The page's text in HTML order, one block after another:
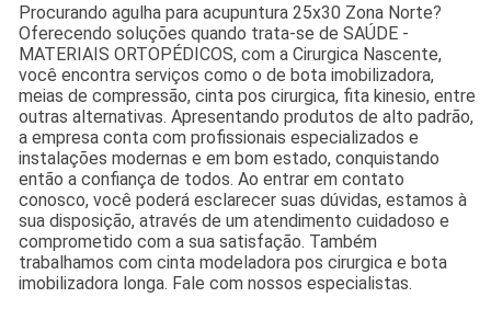
Procurando agulha para acupuntura 25x30 Zona Norte?
Oferecendo soluções quando trata-se de SAÚDE -
MATERIAIS ORTOPÉDICOS, com a Cirurgica Nascente,
você encontra serviços como o de bota imobilizadora,
meias de compressão, cinta pos cirurgica, fita kinesio, entre
outras alternativas. Apresentando produtos de alto padrão,
a empresa conta com profissionais especializados e
instalações modernas e em bom estado, conquistando
então a confiança de todos. Ao entrar em contato
conosco, você poderá esclarecer suas dúvidas, estamos à
sua disposição, através de um atendimento cuidadoso e
comprometido com a sua satisfação. Também
trabalhamos com cinta modeladora pos cirurgica e bota
imobilizadora longa. Fale com nossos especialistas.